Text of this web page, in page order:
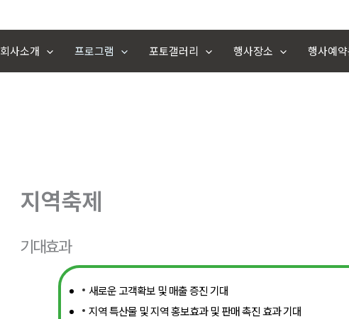
회사소개 프로그램 포토갤러리 행사장소 행사예
지역축제
기대효과
새로운 고객확보 및 매출 증진 기대
지역 특산물 및 지역 홍보효과 및 판매 촉진 효과 기대